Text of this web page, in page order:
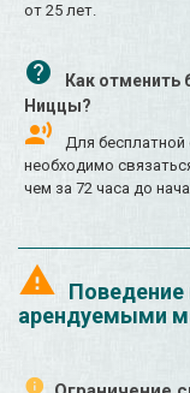
от 25 лет.
Как отменить
Ниццы?
Для
необходимо
чем за 72 часа до
арендуемыми